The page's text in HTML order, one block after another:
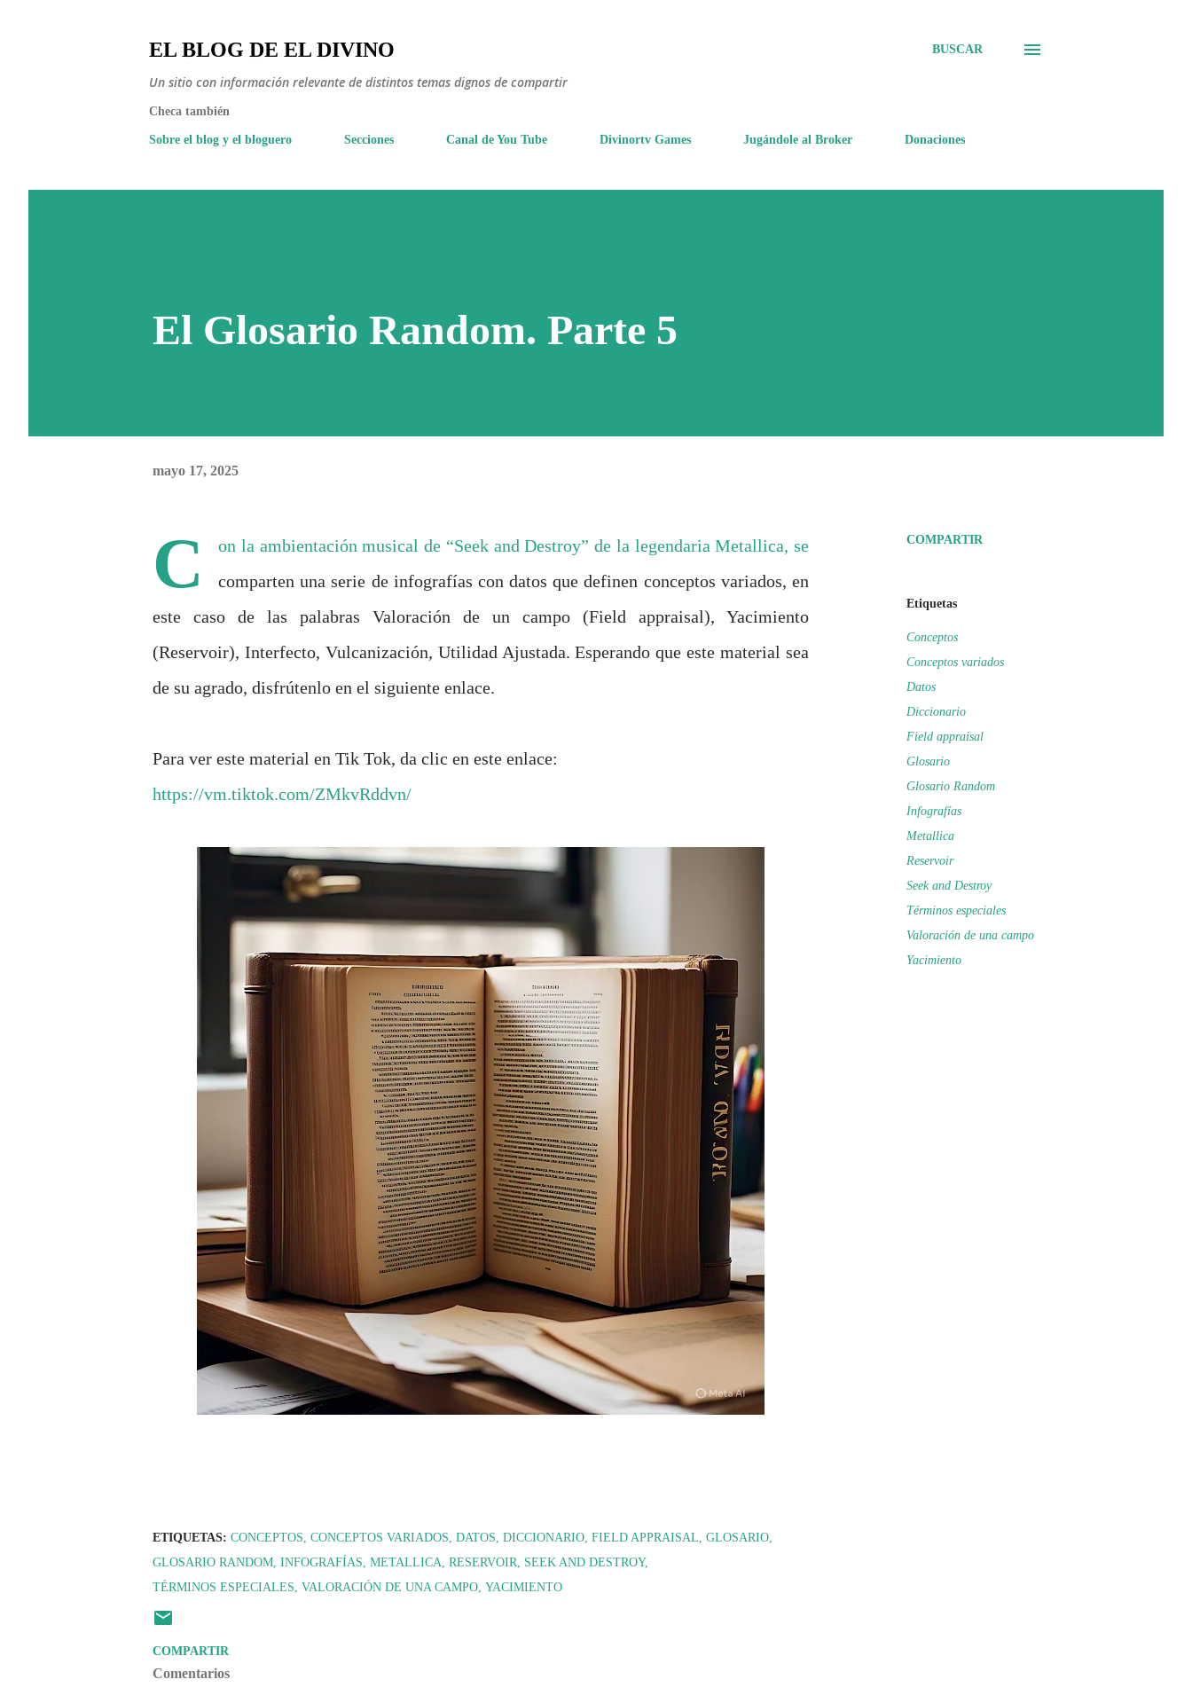
EL BLOG DE EL DIVINO
Un sitio con información relevante de distintos temas dignos de compartir
BUSCAR
Checa también
Sobre el blog y el bloguero Secciones Canal de You Tube Divinortv Games Jugándole al Broker Donaciones
El Glosario Random. Parte 5
mayo 17, 2025
C
on la ambientación musical de “Seek and Destroy” de la legendaria Metallica, se
comparten una serie de infografías con datos que definen conceptos variados, en
este caso de las palabras Valoración de un campo (Field appraisal), Yacimiento
(Reservoir), Interfecto, Vulcanización, Utilidad Ajustada. Esperando que este material sea
de su agrado, disfrútenlo en el siguiente enlace.
Para ver este material en Tik Tok, da clic en este enlace:
https://vm.tiktok.com/ZMkvRddvn/
COMPARTIR
Etiquetas
Conceptos
Conceptos variados
Datos
Diccionario
Field appraisal
Glosario
Glosario Random
Infografías
Metallica
Reservoir
Seek and Destroy
Términos especiales
Valoración de una campo
Yacimiento
ETIQUETAS: CONCEPTOS CONCEPTOS VARIADOS DATOS DICCIONARIO FIELD APPRAISAL GLOSARIO
GLOSARIO RANDOM INFOGRAFÍAS METALLICA RESERVOIR SEEK AND DESTROY
TÉRMINOS ESPECIALES VALORACIÓN DE UNA CAMPO YACIMIENTO
COMPARTIR
Comentarios